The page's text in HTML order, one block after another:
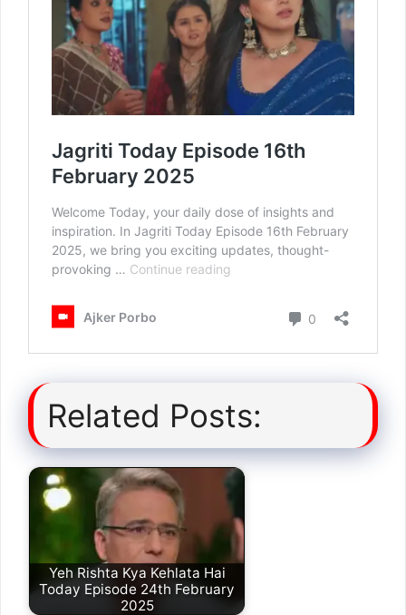
Related Posts:
Yeh Rishta Kya Kehlata Hai
Today Episode 24th February
2025